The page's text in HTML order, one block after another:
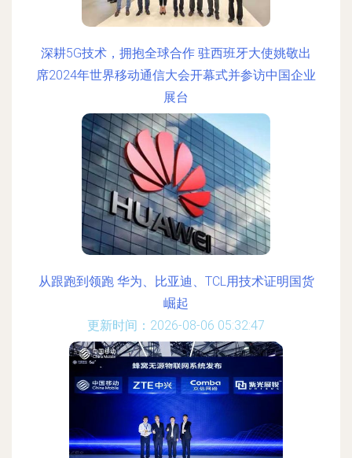
深耕5G技术，拥抱全球合作 驻西班牙大使姚敬出
席2024年世界移动通信大会开幕式并参访中国企业
展台
更新时间：2026-08-06 15:42:22
从跟跑到领跑 华为、比亚迪、TCL用技术证明国货
崛起
更新时间：2026-08-06 05:32:47